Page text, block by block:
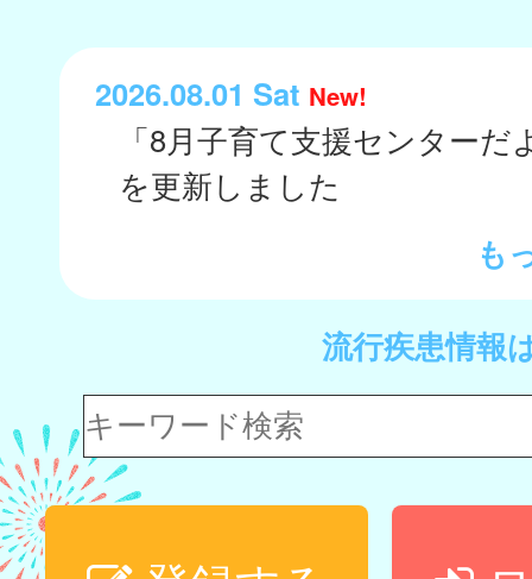
2026.08.01 Sat New!
「8月子育て支援センターだ
を更新しました
も
流行疾患情報